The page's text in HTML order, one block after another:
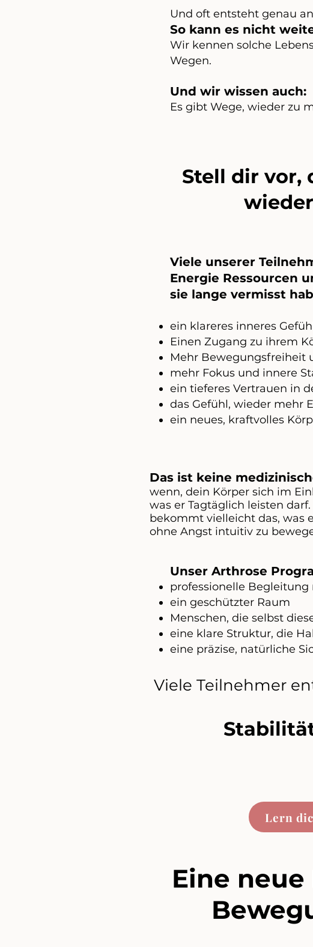
Und oft entsteht genau
So kann es nicht
Wir kennen solche
Wegen.
Und wir wissen auch:
Es gibt Wege, wieder zu
Stell dir vor,
Viele unserer
Energie Ressourcen
sie lange vermisst
ein klareres inneres
Einen Zugang zu ihrem
Mehr Bewegungsfreiheit
mehr Fokus und innere
ein tieferes Vertrauen in
das Gefühl, wieder mehr
ein neues, kraftvolles
Das ist keine
wenn, dein Körper sich im
was er Tagtäglich leisten
bekommt vielleicht das, was
ohne Angst intuitiv zu
Unser Arthrose
professionelle
ein geschützter Raum
Menschen, die selbst
eine klare Struktur, die
eine präzise, natürliche
Viele Teilnehmer
Lern
Eine